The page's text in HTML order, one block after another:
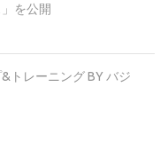
を公開
トレーニング BY バジ